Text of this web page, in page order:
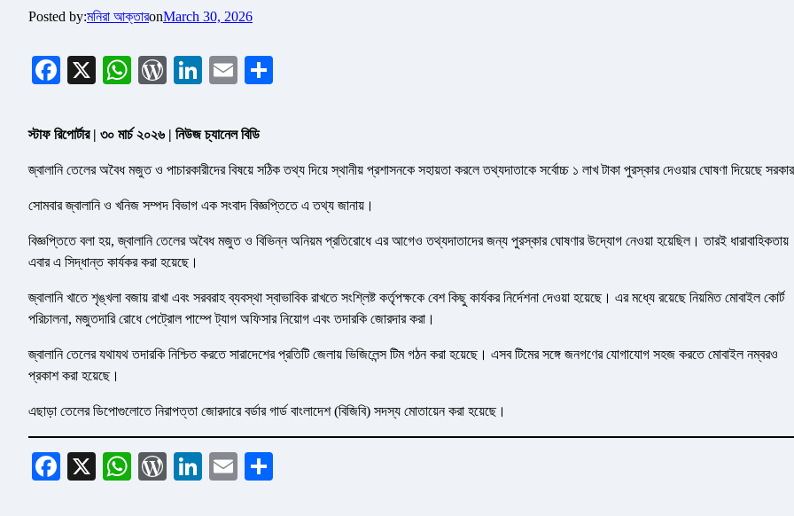
Posted by:মনিরা আক্তারonMarch 30, 2026
Facebook
X WhatsApp
WordPress
LinkedIn
Email
স্টাফ রিপোর্টার | ৩০ মার্চ ২০২৬ | নিউজ চ্যানেল বিডি
জ্বালানি তেলের অবৈধ মজুত ও পাচারকারীদের বিষয়ে সঠিক তথ্য দিয়ে স্থানীয় প্রশাসনকে সহায়তা করলে তথ্যদাতাকে সর্বোচ্চ ১ লাখ টাকা পুরস্কার দেওয়ার ঘোষণা দিয়েছে
সোমবার জ্বালানি ও খনিজ সম্পদ বিভাগ এক সংবাদ বিজ্ঞপ্তিতে এ তথ্য জানায়।
বিজ্ঞপ্তিতে বলা হয়, জ্বালানি তেলের অবৈধ মজুত ও বিভিন্ন অনিয়ম প্রতিরোধে এর আগেও তথ্যদাতাদের জন্য পুরস্কার ঘোষণার উদ্যোগ নেওয়া হয়েছিল। তারই ধারাবাহিকতায়
এবার এ সিদ্ধান্ত কার্যকর করা হয়েছে।
জ্বালানি খাতে শৃঙ্খলা বজায় রাখা এবং সরবরাহ ব্যবস্থা স্বাভাবিক রাখতে সংশ্লিষ্ট কর্তৃপক্ষকে বেশ কিছু কার্যকর নির্দেশনা দেওয়া হয়েছে। এর মধ্যে রয়েছে নিয়মিত মোবাইল কোর্ট
পরিচালনা, মজুতদারি রোধে পেট্রোল পাম্পে ট্যাগ অফিসার নিয়োগ এবং তদারকি জোরদার করা।
জ্বালানি তেলের যথাযথ তদারকি নিশ্চিত করতে সারাদেশের প্রতিটি জেলায় ভিজিলেন্স টিম গঠন করা হয়েছে। এসব টিমের সঙ্গে জনগণের যোগাযোগ সহজ করতে মোবাইল নম্বরও
প্রকাশ করা হয়েছে।
এছাড়া তেলের ডিপোগুলোতে নিরাপত্তা জোরদারে বর্ডার গার্ড বাংলাদেশ (বিজিবি) সদস্য মোতায়েন করা হয়েছে।
Facebook
X WhatsApp
WordPress
LinkedIn
Email